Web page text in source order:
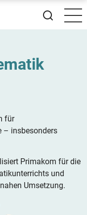
für
– insbesonders
Primakom für die
und
Umsetzung.